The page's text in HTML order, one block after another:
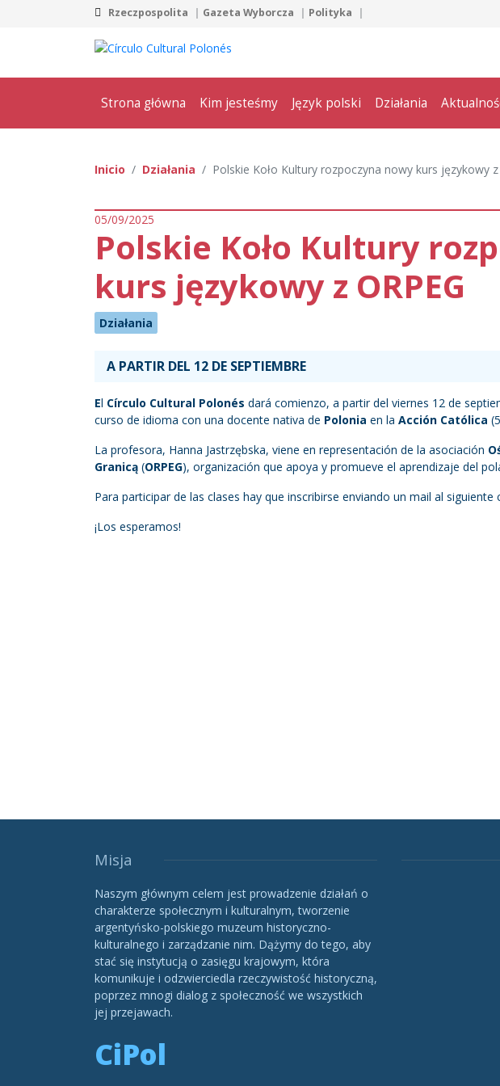
Rzeczpospolita Gazeta Wyborcza Polityka
Strona główna Kim jesteśmy Język polski Działania
Inicio Działania Polskie Koło Kultury rozpoczyna nowy kurs językowy z
05/09/2025
Polskie Koło Kultury
kurs językowy z ORPEG
Działania
A PARTIR DEL 12 DE SEPTIEMBRE
El Círculo Cultural Polonés dará comienzo, a partir del viernes 12 de
curso de idioma con una docente nativa de Polonia en la Acción Católica
La profesora, Hanna Jastrzębska, viene en representación de la asociación
Granicą (ORPEG), organización que apoya y promueve el aprendizaje del
Para participar de las clases hay que inscribirse enviando un mail al siguiente
¡Los esperamos!
Misja
Naszym głównym celem jest prowadzenie działań o
charakterze społecznym i kulturalnym, tworzenie
argentyńsko-polskiego muzeum historyczno-
kulturalnego i zarządzanie nim. Dążymy do tego, aby
stać się instytucją o zasięgu krajowym, która
komunikuje i odzwierciedla rzeczywistość historyczną,
poprzez mnogi dialog z społeczność we wszystkich
jej przejawach.
CiPol